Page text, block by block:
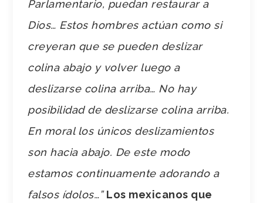
Parlamentario, puedan restaurar a
Dios… Estos hombres actúan como si
creyeran que se pueden deslizar
colina abajo y volver luego a
deslizarse colina arriba… No hay
posibilidad de deslizarse colina arriba.
En moral los únicos deslizamientos
son hacia abajo. De este modo
estamos continuamente adorando a
falsos ídolos…”Los mexicanos que